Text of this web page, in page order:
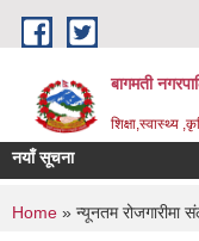
Skip to main content
बागमती
शिक्षा,स्वास्थ्य
नयाँ सूचना
You are
Home » न्यूनतम रोजगारीमा